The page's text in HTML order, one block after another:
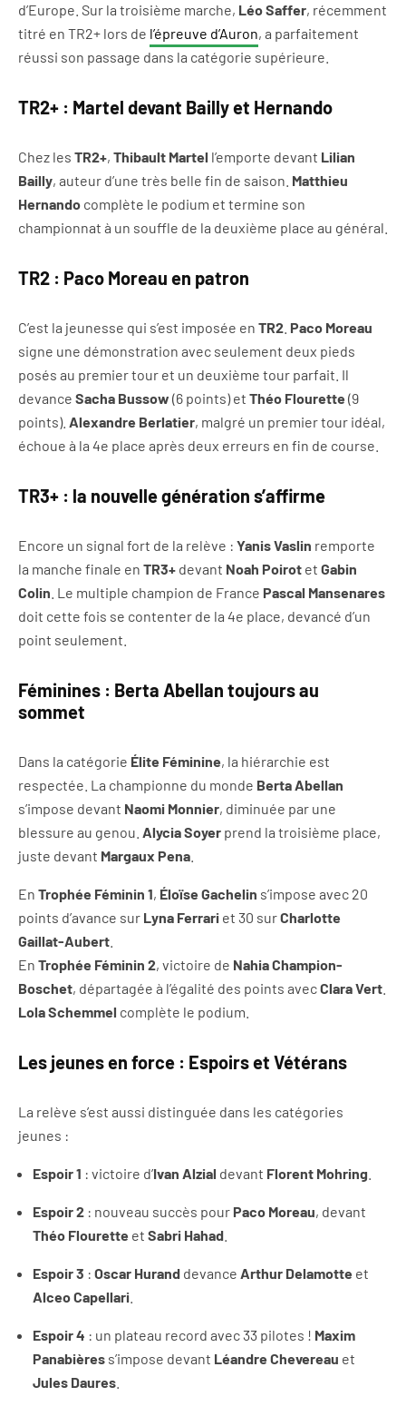
d’Europe. Sur la troisième marche, Léo Saffer, récemment
titré en TR2+ lors de l’épreuve d’Auron, a parfaitement
réussi son passage dans la catégorie supérieure.
TR2+ : Martel devant Bailly et Hernando
Chez les TR2+, Thibault Martel l’emporte devant Lilian
Bailly, auteur d’une très belle fin de saison. Matthieu
Hernando complète le podium et termine son
championnat à un souffle de la deuxième place au général.
TR2 : Paco Moreau en patron
C’est la jeunesse qui s’est imposée en TR2 Paco Moreau
signe une démonstration avec seulement deux pieds
posés au premier tour et un deuxième tour parfait. Il
devance Sacha Bussow (6 points) et Théo Flourette (9
points). Alexandre Berlatier, malgré un premier tour idéal,
échoue à la 4e place après deux erreurs en fin de course.
TR3+ : la nouvelle génération s’affirme
Encore un signal fort de la relève : Yanis Vaslin remporte
la manche finale en TR3+ devant Noah Poirot et Gabin
Colin . Le multiple champion de France Pascal Mansenares
doit cette fois se contenter de la 4e place, devancé d’un
point seulement.
Féminines : Berta Abellan toujours au
sommet
Dans la catégorie Élite Féminine, la hiérarchie est
respectée. La championne du monde Berta Abellan
s’impose devant Naomi Monnier, diminuée par une
blessure au genou. Alycia Soyer prend la troisième place,
juste devant Margaux Pena
En Trophée Féminin 1, Éloïse Gachelin s’impose avec 20
points d’avance sur Lyna Ferrari et 30 surCharlotte
Gaillat-Aubert
En Trophée Féminin 2, victoire de Nahia Champion-
Boschet, départagée à l’égalité des points avecClara Vert
Lola Schemmel complète le podium.
Les jeunes en force : Espoirs et Vétérans
La relève s’est aussi distinguée dans les catégories
jeunes :
Espoir 1 : victoire d’Ivan Alzial devant Florent Mohring
Espoir 2 : nouveau succès pour Paco Moreau, devant
Théo Flourette et Sabri Hahad
Espoir 3 : Oscar Hurand devance Arthur Delamotte et
Alceo Capellari
Espoir 4 : un plateau record avec 33 pilotes ! Maxim
Panabières s’impose devant Léandre Chevereau et
Jules Daures